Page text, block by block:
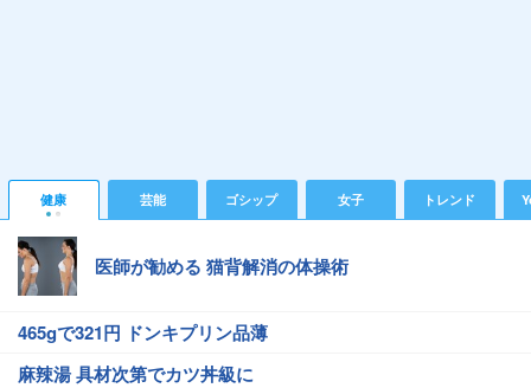
健康 芸能 ゴシップ 女子 トレンド
医師が勧める 猫背解消の体操術
465gで321円 ドンキプリン品薄
麻辣湯 具材次第でカツ丼級に